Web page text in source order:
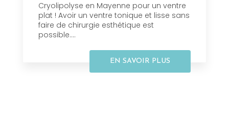
Cryolipolyse en Mayenne pour un ventre
plat ! Avoir un ventre tonique et lisse sans
faire de chirurgie esthétique est
possible....
EN SAVOIR PLUS